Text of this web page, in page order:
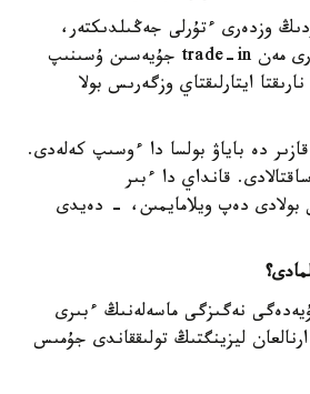
وزدەرى ءتۇرلى جەڭىلدىكتەر،
ءبولىپ تولەۋ باعدارلامالارى مەن trade-in جۇيەسىن ۇسىنىپ
ايتارلىقتاي وزگەرىس بولا
دە باياۋ بولسا دا ءوسىپ كەلەدى.
قانداي دا ءبىر
بولادى دەپ ويلامايمىن، - دەيدى
نەگىزگى ماسەلەنىڭ ءبىرى
ارنالعان ليزينگتىڭ تولىققاندى جۇمىس